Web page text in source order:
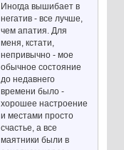
Иногда вышибает в
негатив - все лучше,
чем апатия. Для
меня, кстати,
непривычно - мое
обычное состояние
до недавнего
времени было -
хорошее настроение
и местами просто
счастье, а все
маятники были в